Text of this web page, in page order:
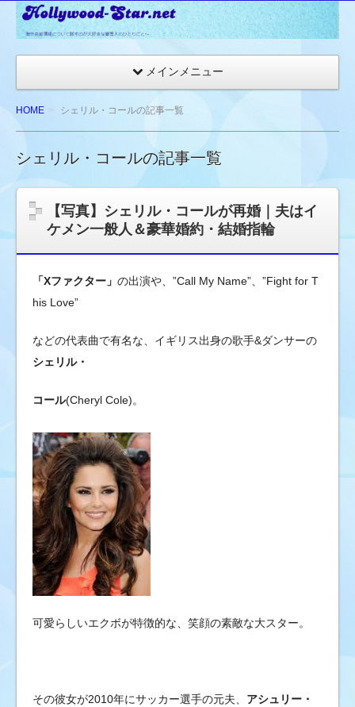
☆
ウ
ッ
タ
ー
ネ
ッ
海
外
レ
ブ
ゴ
ッ
プ
ニ
ュ
ー
ス
&
芸
能
情
メインメニュー
HOME シェリル・コールの記事一覧
シェリル・コールの記事一覧
【写真】シェリル・コールが再婚｜夫はイ
ケメン一般人＆豪華婚約・結婚指輪
「Xファクター」 の出演や、”Call My Name”、”Fight for T
his Love”
などの代表曲で有名な、 イギリス出身の歌手&ダンサーの
シェリル・
コール(Cheryl Cole)。
可愛らしいエクボが特徴的な、笑顔の素敵な大スター。
その彼女が2010年にサッカー選手の元夫、 アシュリー・